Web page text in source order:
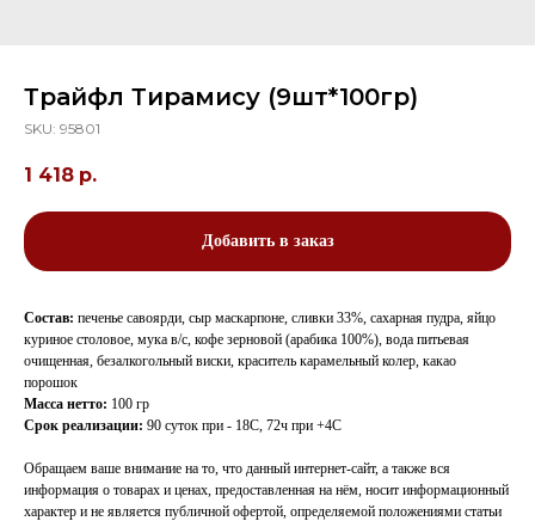
Трайфл Тирамису (9шт*100гр)
SKU: 95801
1 418 р.
Добавить в заказ
Состав: печенье савоярди, сыр маскарпоне, сливки 33%, сахарная пудра, яйцо
куриное столовое, мука в/с, кофе зерновой (арабика 100%), вода питьевая
очищенная, безалкогольный виски, краситель карамельный колер, какао
порошок
Масса нетто: 100 гр
Срок реализации: 90 суток при - 18С, 72ч при +4С
Обращаем ваше внимание на то, что данный интернет-сайт, а также вся
информация о товарах и ценах, предоставленная на нём, носит информационный
характер и не является публичной офертой, определяемой положениями статьи